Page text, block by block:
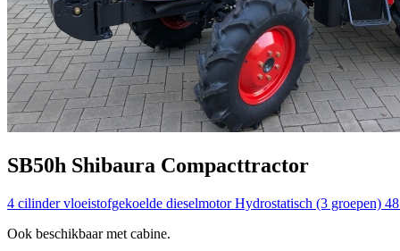
SB50h Shibaura Compacttractor
4 cilinder vloeistofgekoelde dieselmotorHydrostatisch (3 groepen)
Ook beschikbaar met cabine.